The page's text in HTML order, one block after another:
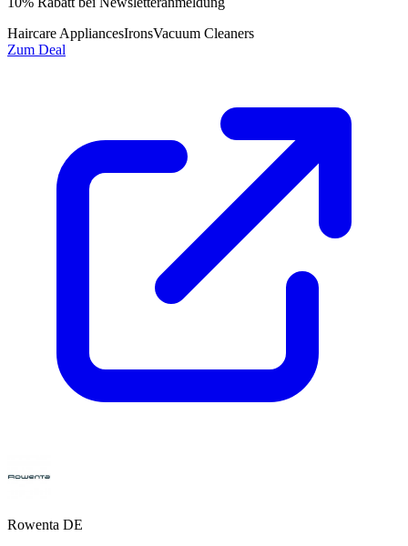
Haircare AppliancesIronsVacuum Cleaners
Zum Deal
Rowenta DE